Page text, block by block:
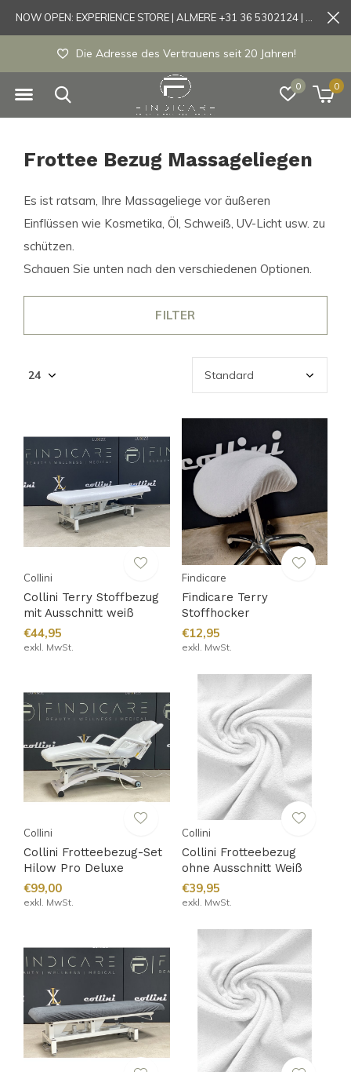
0 0
Experience store Almere / Tönisvorst / Mortsel
Frottee Bezug Massageliegen
Es ist ratsam, Ihre Massageliege vor äußeren
Einflüssen wie Kosmetika, Öl, Schweiß, UV-Licht usw. zu
schützen.
Schauen Sie unten nach den verschiedenen Optionen.
FILTER
Collini
Collini Terry Stoffbezug
mit Ausschnitt weiß
€44,95
exkl. MwSt.
Findicare
Findicare Terry
Stoffhocker
€12,95
exkl. MwSt.
Collini
Collini Frotteebezug-Set
Hilow Pro Deluxe
€99,00
exkl. MwSt.
Collini
Collini Frotteebezug
ohne Ausschnitt Weiß
€39,95
exkl. MwSt.